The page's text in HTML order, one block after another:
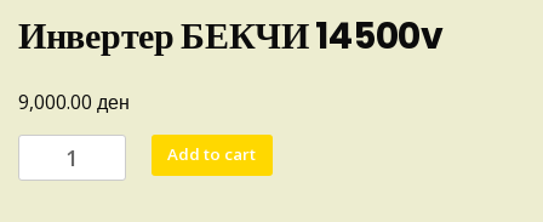
Инвертер БЕКЧИ 14500v
9,000.00 ден
Инвертер
БЕКЧИ
Add to cart